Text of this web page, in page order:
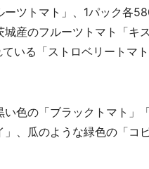
ツトマト」、1パック各
産のフルーツトマト「キ
いる「ストロベリートマト
色の「ブラックトマト」
、瓜のような緑色の「コ